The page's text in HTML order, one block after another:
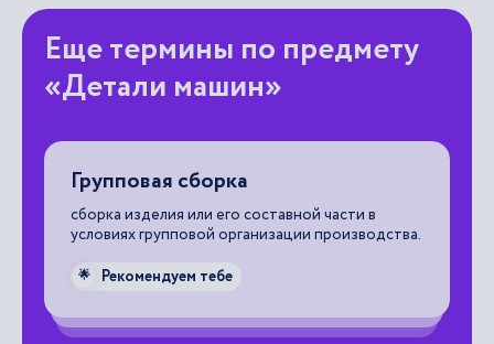
Еще термины по предмету
«Детали машин»
Отклонение от пересечения осей
Наименьшее расстояние между осями,
номинально пересекающимися.
🌟 Рекомендуем тебе